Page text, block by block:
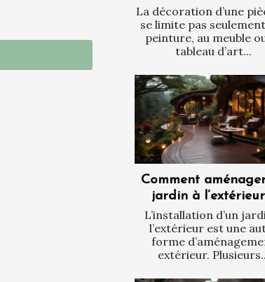
La décoration d’une
se limite pas
peinture, au meuble
tableau d’art...
Comment
jardin à
L’installation d’un
l’extérieur est une
forme
extérieur.